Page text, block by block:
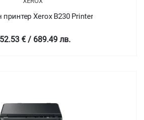
принтер Xerox B230 Printer
€ / 689.49 лв.